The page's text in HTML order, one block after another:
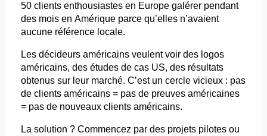
50 clients enthousiastes en Europe galérer pendant
des mois en Amérique parce qu’elles n’avaient
aucune référence locale.
Les décideurs américains veulent voir des logos
américains, des études de cas US, des résultats
obtenus sur leur marché. C’est un cercle vicieux : pas
de clients américains = pas de preuves américaines
= pas de nouveaux clients américains.
La solution ? Commencez par des projets pilotes ou